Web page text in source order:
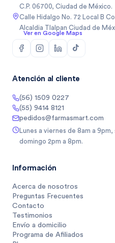
C.P. 06700, Ciudad de México.
Calle Hidalgo No. 72 Local B
Alcaldia Tlalpan Ciudad de
Ver en Google Maps
Atención al cliente
(56) 1509 0227
(55) 9414 8121
pedidos@farmasmart.com
Lunes a viernes de 8am a
domingo 2pm a 8pm.
Información
Acerca de nosotros
Preguntas Frecuentes
Contacto
Testimonios
Envío a domicilio
Programa de Afiliados